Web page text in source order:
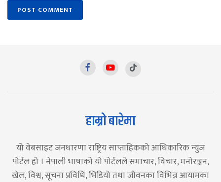
हाम्रो बारेमा
यो वेबसाइट जनधारणा राष्ट्रिय साप्ताहिकको आधिकारिक न्युज
पोर्टल हो । नेपाली भाषाको यो पोर्टलले समाचार, विचार, मनोरञ्जन,
खेल, विश्व, सूचना प्रविधि, भिडियो तथा जीवनका विभिन्न आयामका